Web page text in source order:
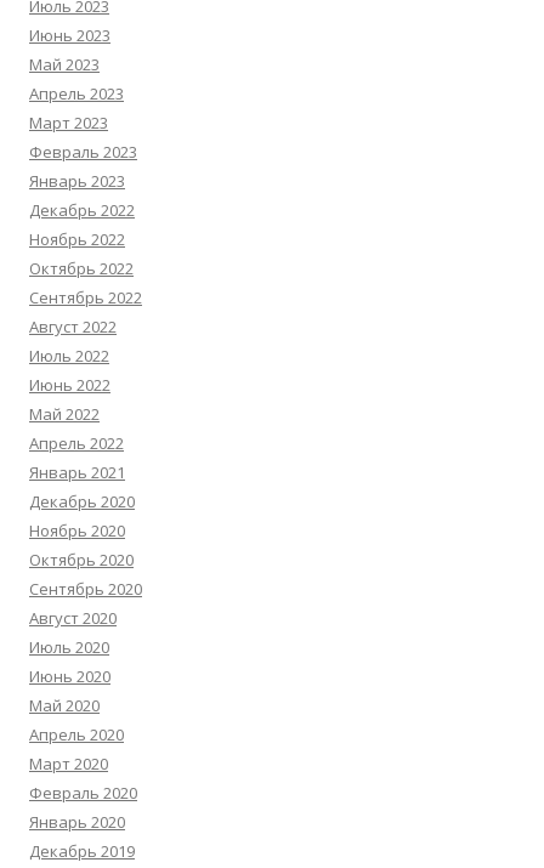
Июль 2023
Июнь 2023
Май 2023
Апрель 2023
Март 2023
Февраль 2023
Январь 2023
Декабрь 2022
Ноябрь 2022
Октябрь 2022
Сентябрь 2022
Август 2022
Июль 2022
Июнь 2022
Май 2022
Апрель 2022
Январь 2021
Декабрь 2020
Ноябрь 2020
Октябрь 2020
Сентябрь 2020
Август 2020
Июль 2020
Июнь 2020
Май 2020
Апрель 2020
Март 2020
Февраль 2020
Январь 2020
Декабрь 2019